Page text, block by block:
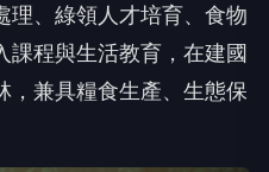
課程與生活教育，在建國
，兼具糧食生產、生態保